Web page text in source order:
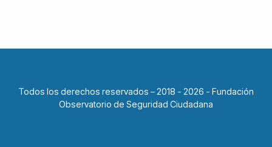
Todos los derechos reservados – 2018 - 2026 - Fundación
Observatorio de Seguridad Ciudadana